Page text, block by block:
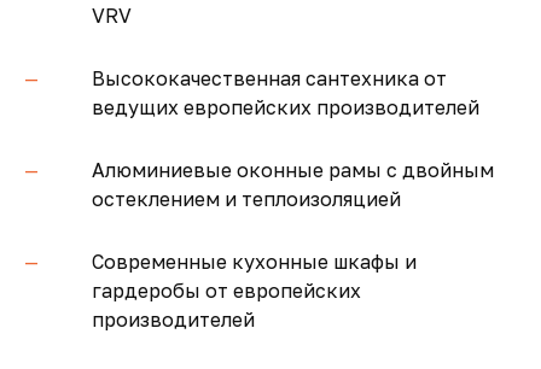
VRV
Высококачественная сантехника от
ведущих европейских производителей
Алюминиевые оконные рамы с двойным
остеклением и теплоизоляцией
Современные кухонные шкафы и
гардеробы от европейских
производителей